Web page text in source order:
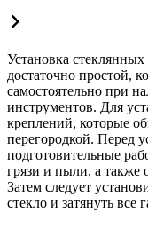
Установка
достаточно простой,
самостоятельно при
инструментов. Для
креплений, которые
перегородкой. Перед
подготовительные
грязи и пыли, а также
Затем следует
стекло и затянуть все